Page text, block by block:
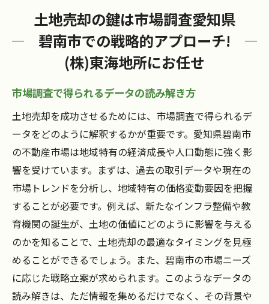
土地売却の鍵は市場調査愛知県
碧南市での戦略的アプローチ!
(株)東海地所にお任せ
市場調査で得られるデータの読み解き方
土地売却を成功させるためには、市場調査で得られるデ
ータをどのように解釈するかが重要です。愛知県碧南市
の不動産市場は地域特有の経済成長や人口動態に強く影
響を受けています。まずは、過去の取引データや現在の
市場トレンドを分析し、地域特有の価格変動要因を把握
することが必要です。例えば、新たなインフラ整備や教
育機関の誕生が、土地の価値にどのように影響を与える
のかを知ることで、土地売却の最適なタイミングを見極
めることができるでしょう。また、碧南市の市場ニーズ
に応じた戦略立案が求められます。このようなデータの
読み解きは、ただ情報を集めるだけでなく、その背景や